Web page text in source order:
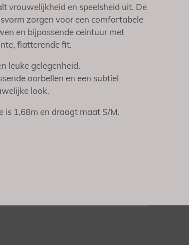
vrouwelijkheid en speelsheid uit. De
zorgen voor een comfortabele
en bijpassende ceintuur met
flatterende fit.
leuke gelegenheid.
oorbellen en een subtiel
look.
is 1,68m en draagt maat S/M.